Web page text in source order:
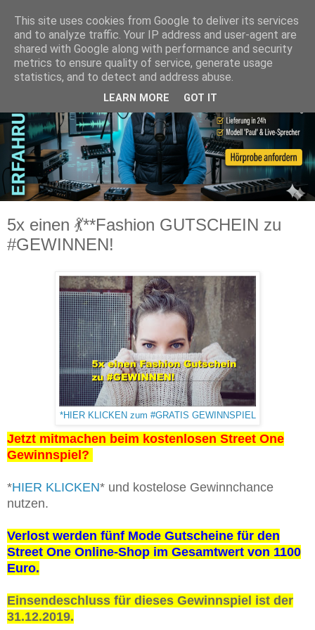
5x einen 💃**Fashion GUTSCHEIN zu
#GEWINNEN!
*HIER KLICKEN zum #GRATIS GEWINNSPIEL
Jetzt mitmachen beim kostenlosen Street One
Gewinnspiel?
*HIER KLICKEN* und kostelose Gewinnchance
nutzen.
Verlost werden fünf Mode Gutscheine für den
Street One Online-Shop im Gesamtwert von 1100
Euro.
Einsendeschluss für dieses Gewinnspiel ist der
31.12.2019.
This site uses cookies from Google to deliver its services
and to analyze traffic. Your IP address and user-agent are
shared with Google along with performance and security
metrics to ensure quality of service, generate usage
statistics, and to detect and address abuse.
LEARN MORE GOT IT